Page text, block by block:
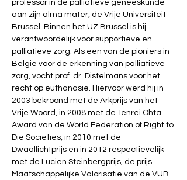
professor in de palliatieve geneeskunde
aan zijn alma mater, de Vrije Universiteit
Brussel. Binnen het UZ Brussel is hij
verantwoordelijk voor supportieve en
palliatieve zorg. Als een van de pioniers in
België voor de erkenning van palliatieve
zorg, vocht prof. dr. Distelmans voor het
recht op euthanasie. Hiervoor werd hij in
2003 bekroond met de Arkprijs van het
Vrije Woord, in 2008 met de Tenrei Ohta
Award van de World Federation of Right to
Die Societies, in 2010 met de
Dwaallichtprijs en in 2012 respectievelijk
met de Lucien Steinbergprijs, de prijs
Maatschappelijke Valorisatie van de VUB